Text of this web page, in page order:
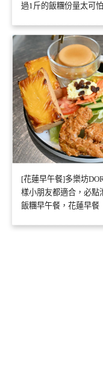
過1斤的飯糰份量太可
[花蓮早午餐]多樂坊
樣小朋友都適合，必點
飯糰早午餐，花蓮早餐